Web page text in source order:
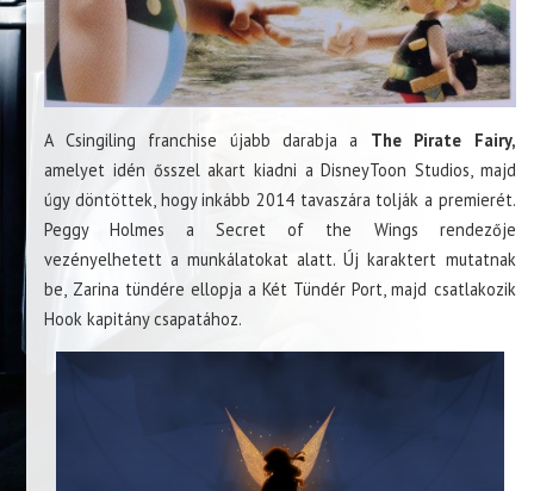
A Csingiling franchise újabb darabja a The Pirate Fairy,
amelyet idén ősszel akart kiadni a DisneyToon Studios, majd
úgy döntöttek, hogy inkább 2014 tavaszára tolják a premierét.
Peggy Holmes a Secret of the Wings rendezője
vezényelhetett a munkálatokat alatt. Új karaktert mutatnak
be, Zarina tündére ellopja a Két Tündér Port, majd csatlakozik
Hook kapitány csapatához.